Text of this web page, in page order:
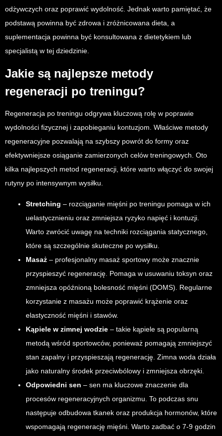
odżywczych oraz poprawić wydolność. Jednak warto pamiętać, że
podstawą powinna być zdrowa i zróżnicowana dieta, a
suplementacja powinna być konsultowana z dietetykiem lub
specjalistą w tej dziedzinie.
Jakie są najlepsze metody
regeneracji po treningu?
Regeneracja po treningu odgrywa kluczową rolę w poprawie
wydolności fizycznej i zapobieganiu kontuzjom. Właściwe metody
regeneracyjne pozwalają na szybszy powrót do formy oraz
efektywniejsze osiąganie zamierzonych celów treningowych. Oto
kilka najlepszych metod regeneracji, które warto włączyć do swojej
rutyny po intensywnym wysiłku.
Stretching – rozciąganie mięśni po treningu pomaga w ich
uelastycznieniu oraz zmniejsza ryzyko napięć i kontuzji.
Warto zwrócić uwagę na techniki rozciągania statycznego,
które są szczególnie skuteczne po wysiłku.
Masaż – profesjonalny masaż sportowy może znacznie
przyspieszyć regenerację. Pomaga w usuwaniu toksyn oraz
zmniejsza opóźnioną bolesność mięśni (DOMS). Regularne
korzystanie z masażu może poprawić krążenie oraz
elastyczność mięśni i stawów.
Kąpiele w zimnej wodzie – takie kąpiele są popularną
metodą wśród sportowców, ponieważ pomagają zmniejszyć
stan zapalny i przyspieszają regenerację. Zimna woda działa
jako naturalny środek przeciwbólowy i zmniejsza obrzęki.
Odpowiedni sen – sen ma kluczowe znaczenie dla
procesów regeneracyjnych organizmu. To podczas snu
następuje odbudowa tkanek oraz produkcja hormonów, które
wspomagają regenerację mięśni. Warto zadbać o 7-9 godzin